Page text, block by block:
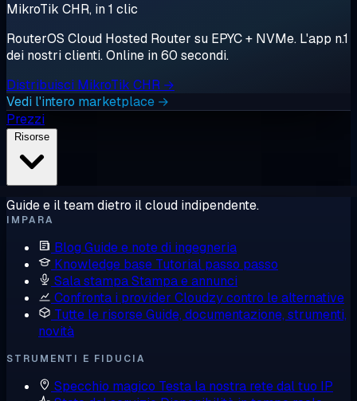
MikroTik CHR, in 1 clic
RouterOS Cloud Hosted Router su EPYC + NVMe. L'app n.1
dei nostri clienti. Online in 60 secondi.
Distribuisci MikroTik CHR →
Vedi l'intero marketplace →
Prezzi
Guide e il team dietro il cloud indipendente.
IMPARA
Blog Guide e note di ingegneria
Knowledge base Tutorial passo passo
Sala stampaStampa e annunci
Confronta i provider Cloudzy contro le alternative
Tutte le risorseGuide, documentazione, strumenti,
novità
STRUMENTI E FIDUCIA
Specchio magico Testa la nostra rete dal tuo IP